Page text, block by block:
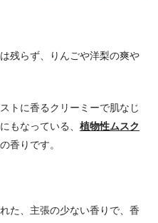
残らず、りんごや洋梨の爽や
トに香るクリーミーで肌なじ
もなっている、 植物性ムスク
の香りです。
た、主張の少ない香りで、香